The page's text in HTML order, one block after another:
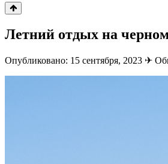
Летний отдых на
Опубликовано: 15 сентября, 2023 ✈